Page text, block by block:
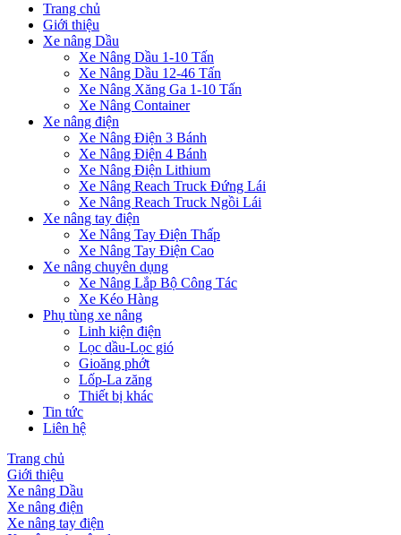
Trang chủ
Giới thiệu
Xe nâng Dầu
Xe Nâng Dầu 1-10 Tấn
Xe Nâng Dầu 12-46 Tấn
Xe Nâng Xăng Ga 1-10 Tấn
Xe Nâng Container
Xe nâng điện
Xe Nâng Điện 3 Bánh
Xe Nâng Điện 4 Bánh
Xe Nâng Điện Lithium
Xe Nâng Reach Truck Đứng Lái
Xe Nâng Reach Truck Ngồi Lái
Xe nâng tay điện
Xe Nâng Tay Điện Thấp
Xe Nâng Tay Điện Cao
Xe nâng chuyên dụng
Xe Nâng Lắp Bộ Công Tác
Xe Kéo Hàng
Phụ tùng xe nâng
Linh kiện điện
Lọc dầu-Lọc gió
Gioăng phớt
Lốp-La zăng
Thiết bị khác
Tin tức
Liên hệ
Trang chủ
Giới thiệu
Xe nâng Dầu
Xe nâng điện
Xe nâng tay điện